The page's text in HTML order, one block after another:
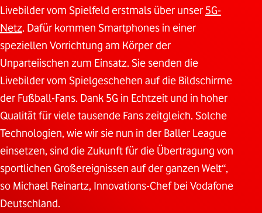
Livebilder vom Spielfeld erstmals über unser 5G-
Netz. Dafür kommen Smartphones in einer
speziellen Vorrichtung am Körper der
Unparteiischen zum Einsatz. Sie senden die
Livebilder vom Spielgeschehen auf die Bildschirme
der Fußball-Fans. Dank 5G in Echtzeit und in hoher
Qualität für viele tausende Fans zeitgleich. Solche
Technologien, wie wir sie nun in der Baller League
einsetzen, sind die Zukunft für die Übertragung von
sportlichen Großereignissen auf der ganzen Welt“,
so Michael Reinartz, Innovations-Chef bei Vodafone
Deutschland.